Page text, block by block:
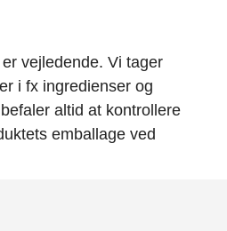
vejledende. Vi tager
i fx ingredienser og
altid at kontrollere
emballage ved